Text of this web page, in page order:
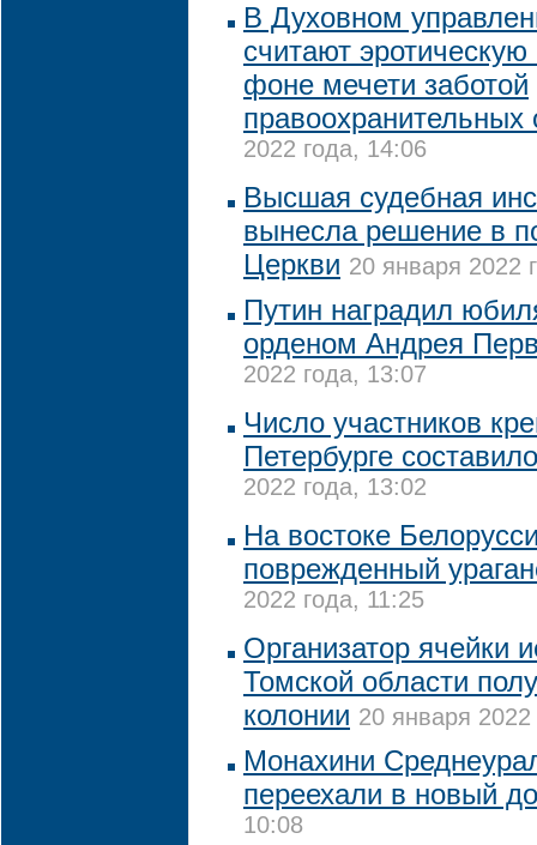
В Духовном
считают
фоне мечети заботой
правоохранительных
2022 года, 14:06
Высшая судебная
вынесла решение в
Церкви 20 января 2022
Путин наградил
орденом Андрея
2022 года, 13:07
Число участников
Петербурге
2022 года, 13:02
На востоке
поврежденный
2022 года, 11:25
Организатор ячейки
Томской области
колонии 20 января
Монахини
переехали в новый
10:08